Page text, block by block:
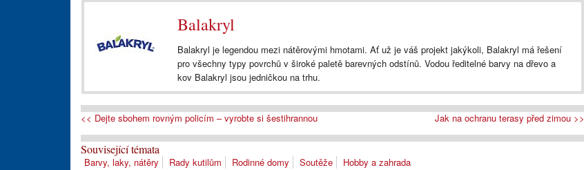
Balakryl
Balakryl je legendou mezi nátěrovými hmotami. Ať už je váš projekt jakýkoli, Balakryl má řešení
pro všechny typy povrchů v široké paletě barevných odstínů. Vodou ředitelné barvy na dřevo a
kov Balakryl jsou jedničkou na trhu.
<< Dejte sbohem rovným policím – vyrobte si šestihrannou Jak na ochranu terasy před zimou >>
Související témata
Barvy, laky, nátěry Rady kutilům Rodinné domy Soutěže Hobby a zahrada